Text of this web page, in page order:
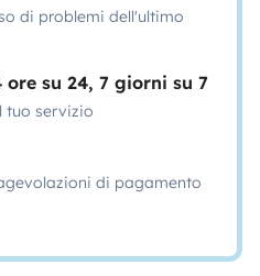
di problemi dell'ultimo
ore su 24, 7 giorni su 7
tuo servizio
di pagamento